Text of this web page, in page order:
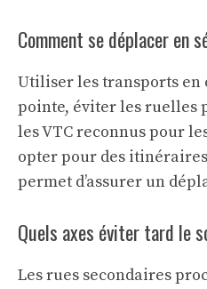
Comment se déplacer en
Utiliser les transports en
pointe, éviter les ruelles
les VTC reconnus pour
opter pour des
permet d’assurer un
Quels axes éviter tard le
Les rues secondaires